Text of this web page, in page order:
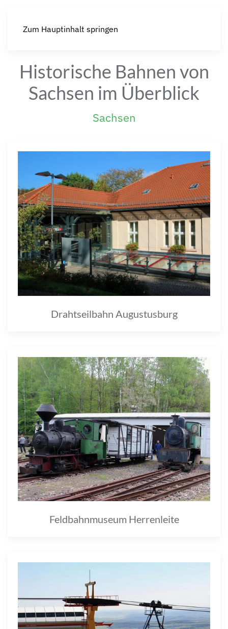
Zum Hauptinhalt springen
Historische Bahnen von
Sachsen im Überblick
Sachsen
Drahtseilbahn Augustusburg
Feldbahnmuseum Herrenleite